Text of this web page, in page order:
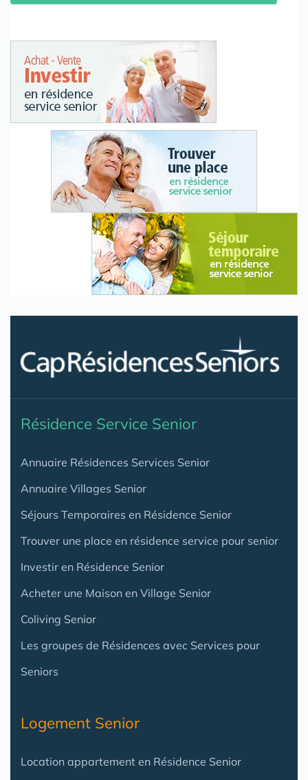
Résidence Service Senior
Annuaire Résidences Services Senior
Annuaire Villages Senior
Séjours Temporaires en Résidence Senior
Trouver une place en résidence service pour senior
Investir en Résidence Senior
Acheter une Maison en Village Senior
Coliving Senior
Les groupes de Résidences avec Services pour
Seniors
Logement Senior
Location appartement en Résidence Senior